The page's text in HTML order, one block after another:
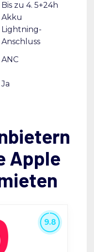
Bis zu 4. 5+24h
Akku
Lightning-
Anschluss
ANC
Ja
Apple
9.8